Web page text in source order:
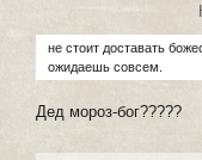
не стоит доставать
ожидаешь совсем.
Дед мороз-бог?????